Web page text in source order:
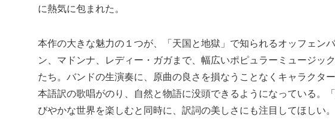
に熱気に包まれた。
本作の大きな魅力の１つが、「天国と地獄」で知られるオッフェン
ン、マドンナ、レディー・ガガまで、幅広いポピュラーミュージッ
たち。バンドの生演奏に、原曲の良さを損なうことなくキャラクタ
本語訳の歌唱がのり、自然と物語に没頭できるようになっている。
びやかな世界を楽しむと同時に、訳詞の美しさにも注目してほしい。